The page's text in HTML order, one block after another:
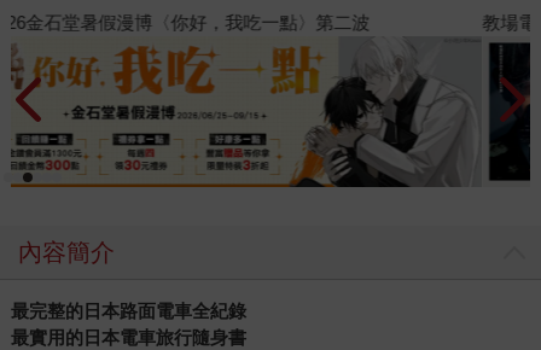
教場電影版
內容簡介
最完整的日本路面電車全紀錄
最實用的日本電車旅行隨身書